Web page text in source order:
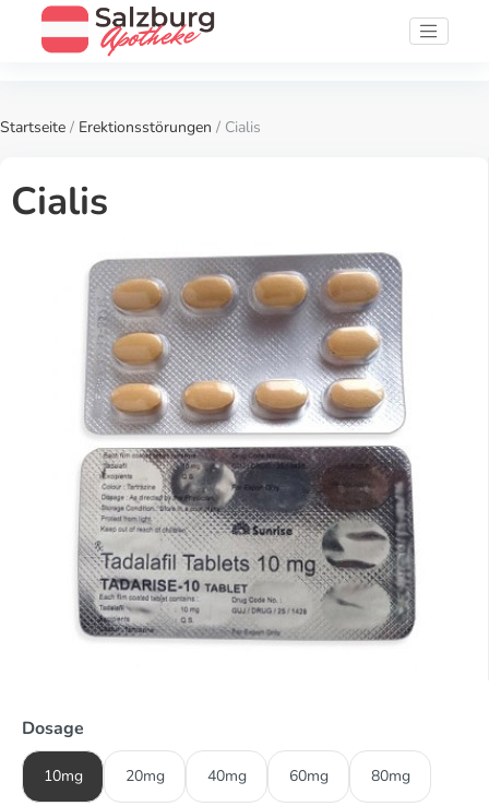
Startseite / Erektionsstörungen / Cialis
Cialis
Dosage
10mg 20mg 40mg 60mg 80mg